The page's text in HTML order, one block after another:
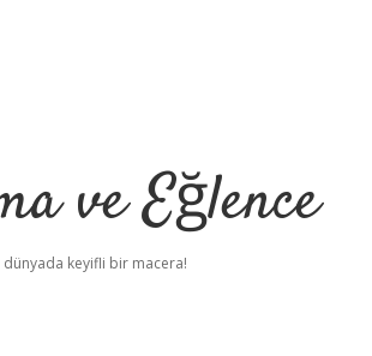
ve Eğlence
dünyada keyifli bir macera!